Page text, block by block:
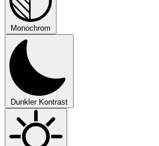
Monochrom
Dunkler Kontrast